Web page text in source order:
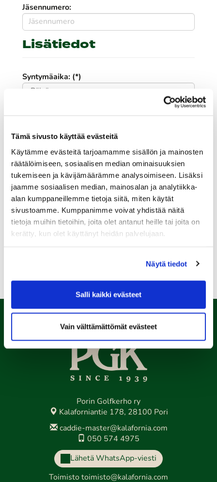
Tämä sivusto käyttää evästeitä
Käytämme evästeitä tarjoamamme sisällön ja mainosten
räätälöimiseen, sosiaalisen median ominaisuuksien
tukemiseen ja kävijämäärämme analysoimiseen. Lisäksi
jaamme sosiaalisen median, mainosalan ja analytiikka-
alan kumppaneillemme tietoja siitä, miten käytät
sivustoamme. Kumppanimme voivat yhdistää näitä
tietoja muihin tietoihin, joita olet antanut heille tai joita on
kerätty, kun olet käyttänyt heidän palvelujaan.
Näytä tiedot
Salli kaikki evästeet
Vain välttämättömät evästeet
Jäsennumero:
Lisätiedot
Syntymäaika: (*)
Sukupuoli:
Rekisteröidy
Haluan tilata Kalafornia uutiskirjeen
Olen lukenuttietosuojaselosteenja hyväksyn
henkilötietojeni käsittelyn (*)
Porin Golfkerho ry
Kalaforniantie 178, 28100 Pori
caddie-master@kalafornia.com
050 574 4975
Lähetä WhatsApp-viesti
Toimisto toimisto@kalafornia.com